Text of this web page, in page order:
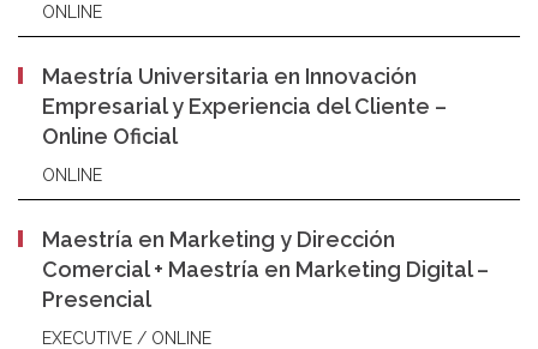
ONLINE
Maestría Universitaria en Innovación
Empresarial y Experiencia del Cliente –
Online Oficial
ONLINE
Maestría en Marketing y Dirección
Comercial + Maestría en Marketing Digital –
Presencial
EXECUTIVE / ONLINE